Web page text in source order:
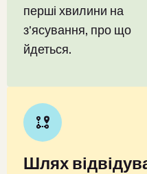
перші хвилини на
з'ясування, про що
йдеться.
Шлях